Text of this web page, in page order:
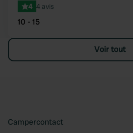
4 4 avis
10 - 15
Voir tout
Campercontact